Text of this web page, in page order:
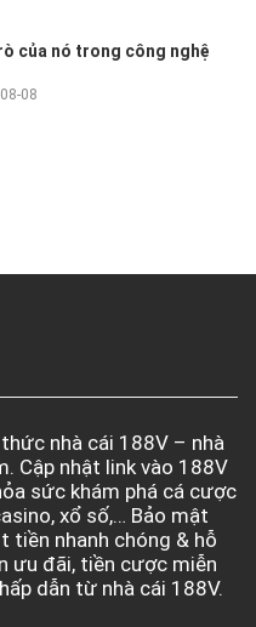
của nó trong công nghệ
08
nhà cái 188V – nhà
Cập nhật link vào 188V
sức khám phá cá cược
xổ số,… Bảo mật
tiền nhanh chóng & hỗ
ưu đãi, tiền cược miễn
dẫn từ nhà cái 188V.